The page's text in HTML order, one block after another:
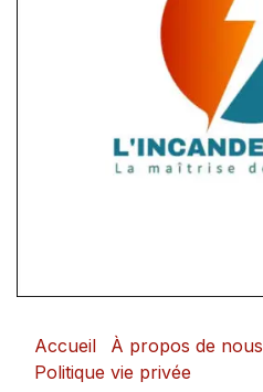
Accueil À propos de nous
Politique vie privée